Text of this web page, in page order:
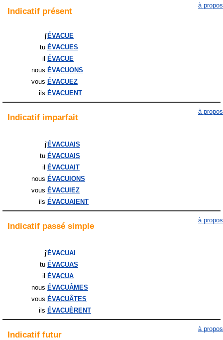
Indicatif présent
à propos
j'ÉVACUE
tu ÉVACUES
il
ÉVACUE
nous ÉVACUONS
vous ÉVACUEZ
ils ÉVACUENT
Indicatif imparfait
à propos
j'ÉVACUAIS
tu ÉVACUAIS
il
ÉVACUAIT
nous ÉVACUIONS
vous ÉVACUIEZ
ils ÉVACUAIENT
Indicatif passé simple
à propos
j'ÉVACUAI
tu ÉVACUAS
il
ÉVACUA
nous ÉVACUÂMES
vous ÉVACUÂTES
ils ÉVACUÈRENT
Indicatif futur
à propos